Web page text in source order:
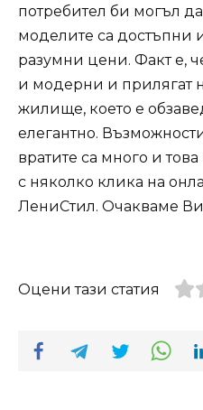
потребител би могъл
моделите са достъпни
разумни цени. Факт е,
и модерни и прилягат
жилище, което е
елегантно.
вратите са много и
с няколко клика на
ЛениСтил. Очакваме
Оцени тази статия